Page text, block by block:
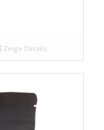
Zeige Details